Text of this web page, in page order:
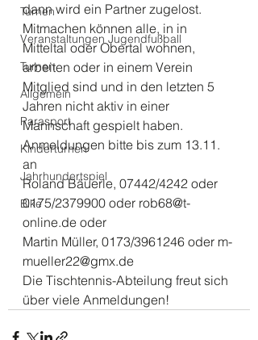
Turnen
Veranstaltungen Jugendfußball
Turnen
Allgemein
Parasport
Kinderturnen
Jahrhundertspiel
Bike
dann wird ein Partner zugelost.
Mitmachen können alle, in in
Mitteltal oder Obertal wohnen,
arbeiten oder in einem Verein
Mitglied sind und in den letzten 5
Jahren nicht aktiv in einer
Mannschaft gespielt haben.
Anmeldungen bitte bis zum 13.11.
an
Roland Bäuerle, 07442/4242 oder
0175/2379900 oder rob68@t-
online.de oder
Martin Müller, 0173/3961246 oder m-
mueller22@gmx.de
Die Tischtennis-Abteilung freut sich
über viele Anmeldungen!